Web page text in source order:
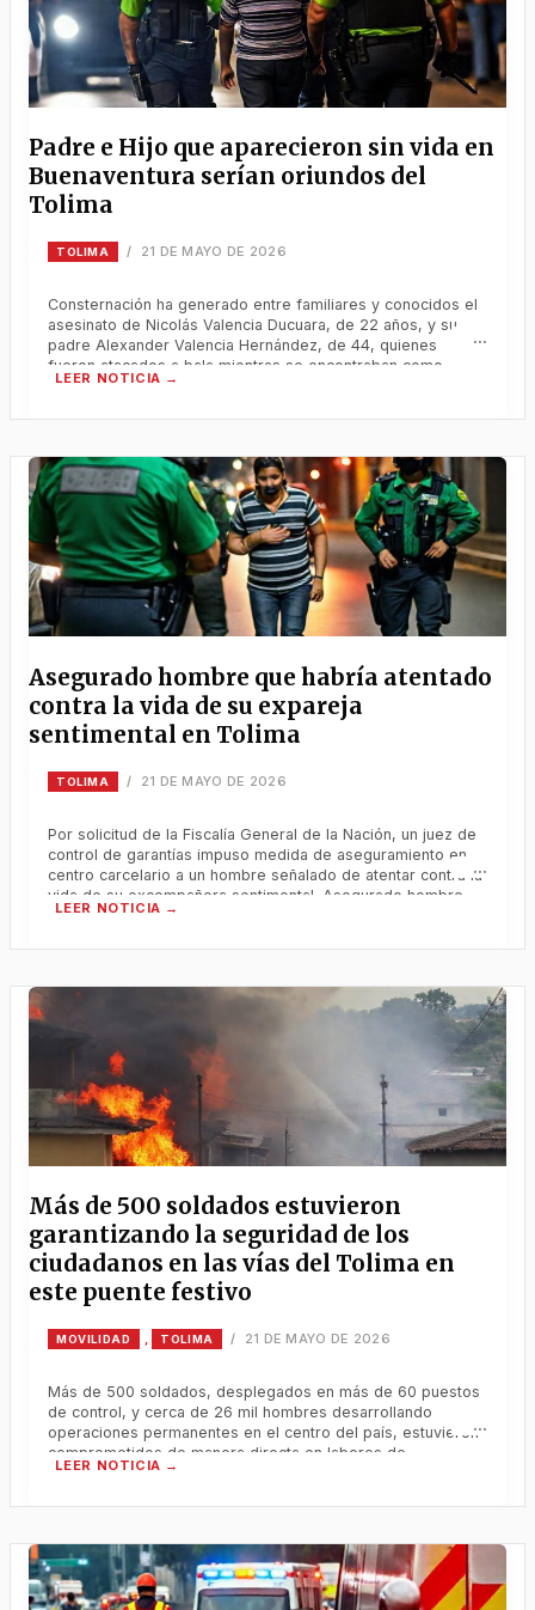
Padre e Hijo que aparecieron sin vida en
Buenaventura serían oriundos del
Tolima
TOLIMA / 21 DE MAYO DE 2026
Consternación ha generado entre familiares y conocidos el
asesinato de Nicolás Valencia Ducuara, de 22 años, y su
padre Alexander Valencia Hernández, de 44, quienes
fueron atacados a bala mientras se encontraban como
turistas en el sector de La Bocana, zona isleña de
Asegurado hombre que habría atentado
contra la vida de su expareja
sentimental en Tolima
TOLIMA / 21 DE MAYO DE 2026
Por solicitud de la Fiscalía General de la Nación, un juez de
control de garantías impuso medida de aseguramiento en
centro carcelario a un hombre señalado de atentar contra la
vida de su excompañera sentimental. Asegurado hombre
que habría atentado contra la vida de su expareja
Más de 500 soldados estuvieron
garantizando la seguridad de los
ciudadanos en las vías del Tolima en
este puente festivo
MOVILIDAD , TOLIMA / 21 DE MAYO DE 2026
Más de 500 soldados, desplegados en más de 60 puestos
de control, y cerca de 26 mil hombres desarrollando
operaciones permanentes en el centro del país, estuvieron
comprometidos de manera directa en labores de
seguridad, patrullas motorizados, acompañamiento sobre